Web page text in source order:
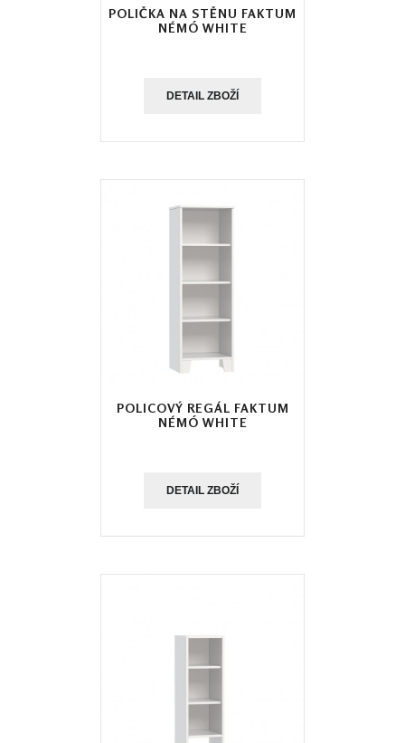
POLIČKA NA STĚNU FAKTUM
NÉMÓ WHITE
DETAIL ZBOŽÍ
POLICOVÝ REGÁL FAKTUM
NÉMÓ WHITE
DETAIL ZBOŽÍ